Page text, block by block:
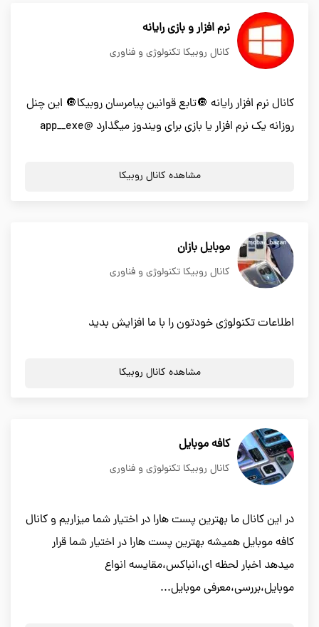
نرم افزار و بازی رایانه
کانال روبیکا تکنولوژی و فناوری
کانال نرم افزار رایانه 🔘تابع قوانین پیامرسان روبیکا🔘 این چنل
روزانه یک نرم افزار یا بازی برای ویندوز میگذارد @app__exe
مشاهده کانال روبیکا
موبایل بازان
کانال روبیکا تکنولوژی و فناوری
اطلاعات تکنولوژی خودتون را با ما افزایش بدید
مشاهده کانال روبیکا
کافه موبایل
کانال روبیکا تکنولوژی و فناوری
در این کانال ما بهترین پست هارا در اختیار شما میزاریم و کانال
کافه موبایل همیشه بهترین پست هارا در اختیار شما قرار
میدهد اخبار لحظه ای،انباکس،مقایسه انواع
موبایل،بررسی،معرفی موبایل...